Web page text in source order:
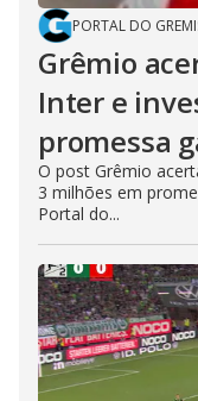
PORTAL DO
Grêmio
Inter e
promessa
O post Grêmio
3 milhões em
Portal do...